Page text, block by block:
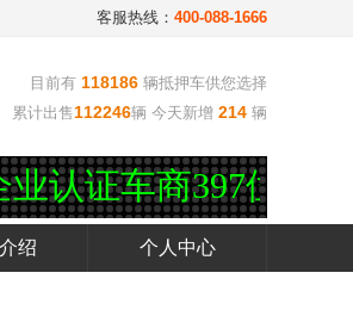
客服热线： 400-088-1666
目前有 118186 辆抵押车供您选择
累计出售112246辆 今天新增 214 辆
商397位。官方客
绍 个人中心